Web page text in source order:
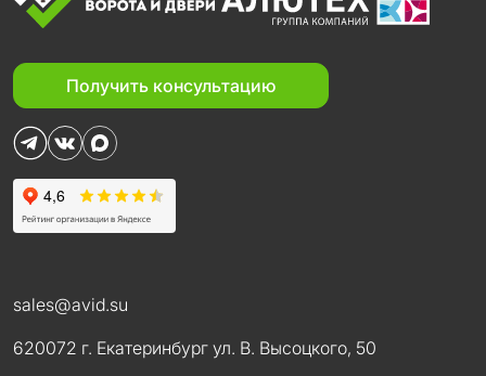
Получить консультацию
sales@avid.su
620072 г. Екатеринбург ул. В. Высоцкого, 50